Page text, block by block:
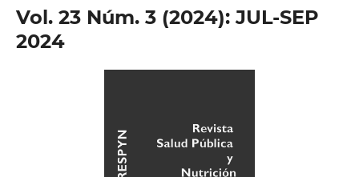
Vol. 23 Núm. 3 (2024): JUL-SEP
2024